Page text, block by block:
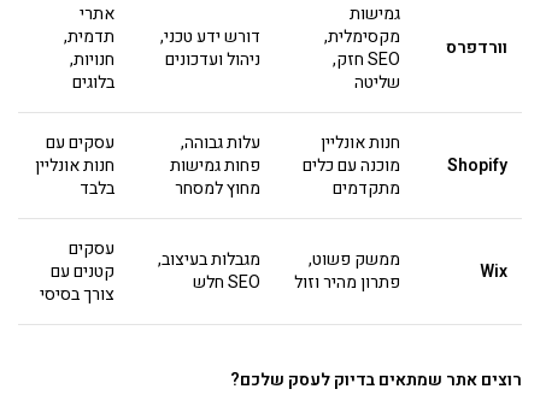
וורדפרס
גמישות
מקסימלית,
SEO חזק,
שליטה
דורש ידע טכני,
ניהול ועדכונים
אתרי
תדמית,
חנויות,
בלוגים
Shopify
חנות אונליין
מוכנה עם כלים
מתקדמים
עלות גבוהה,
פחות גמישות
מחוץ למסחר
עסקים עם
חנות אונליין
בלבד
Wix
ממשק פשוט,
פתרון מהיר וזול
מגבלות בעיצוב,
SEO חלש
עסקים
קטנים עם
צורך בסיסי
רוצים אתר שמתאים בדיוק לעסק שלכם?